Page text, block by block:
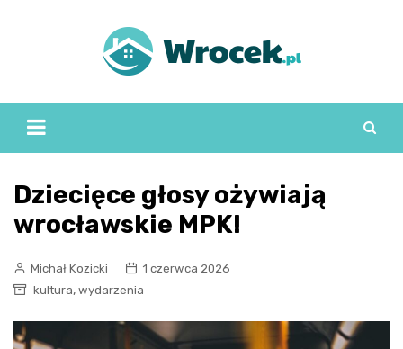
Dziecięce głosy ożywiają
wrocławskie MPK!
Michał Kozicki
1 czerwca 2026
kultura, wydarzenia